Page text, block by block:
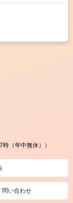
（年中無休））
問い合わせ